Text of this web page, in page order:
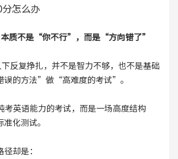
怎么办
本质不是“你不行”，而是“方向错了”
反复挣扎，并不是智力不够，也不是基础
误的方法”做“高难度的考试”。
考英语能力的考试，而是一场高度结构
化测试。
却是：